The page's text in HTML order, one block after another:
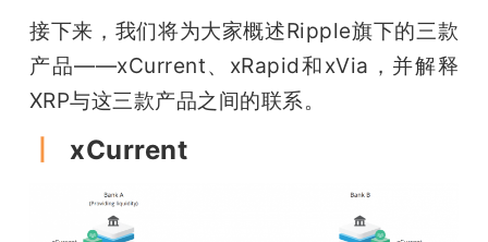
接下来，我们将为大家概述Ripple旗下的三款
产品——xCurrent、xRapid和xVia，并解释
XRP与这三款产品之间的联系。
xCurrent